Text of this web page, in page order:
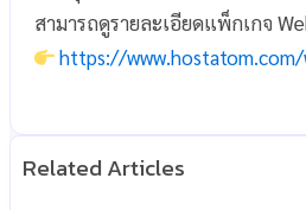
สามารถดูรายละเอียดแพ็กเกจ
https://